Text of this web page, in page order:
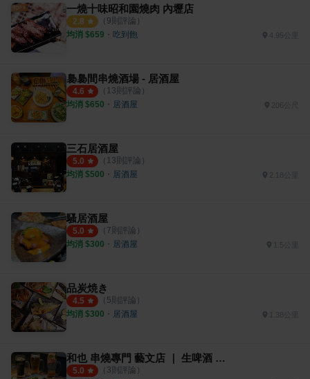
一燒十味昭和園燒肉 內壢店
2.8 （ 9則評論）
均消 $659 ・ 吃到飽 4.95公里
裊裊間串燒酒場 - 居酒屋
4.6 （ 13則評論）
均消 $650 ・ 居酒屋
三石居酒屋
5.0 （ 13則評論）
均消 $500 ・ 居酒屋
騷居酒屋
5.0 （ 7則評論）
均消 $300 ・ 居酒屋 1.5公里
品炭焼き
4.5 （ 5則評論）
均消 $300 ・ 居酒屋
和也 串燒專門 藝文店 ｜ 生啤酒 ｜ 串燒 ｜ 關東煮 ｜
5.0 （ 3則評論）